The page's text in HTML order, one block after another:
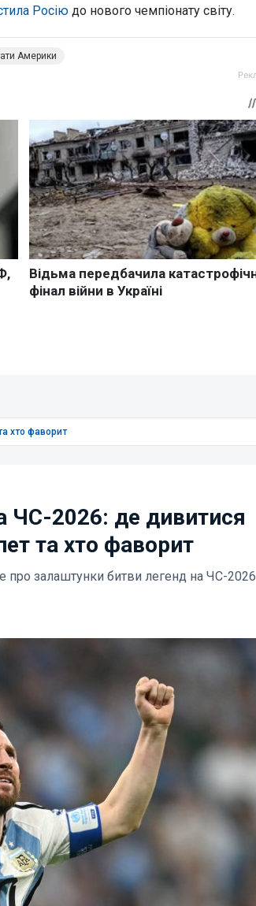
Росію до нового чемпіонату світу.
Америки
хто фаворит
ЧС-2026: де дивитися
та хто фаворит
про залаштунки битви легенд на ЧС-2026